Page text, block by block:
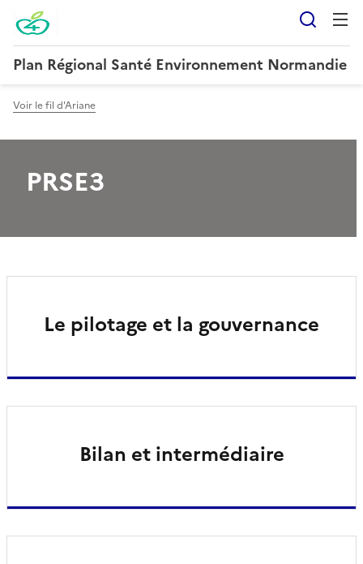
Plan Régional Santé Environnement Normandie
Voir le fil d'Ariane
PRSE3
Le pilotage et la gouvernance
Bilan et intermédiaire